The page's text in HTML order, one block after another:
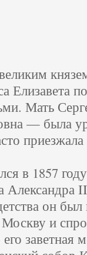
Мать
— была
приезжала
в 1857
Александра
он
Москву и
заветная